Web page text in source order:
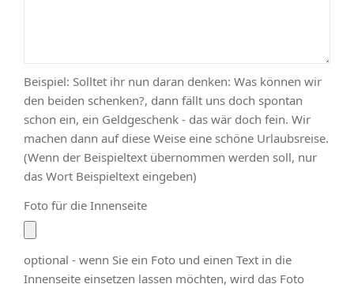
Beispiel: Solltet ihr nun daran denken: Was können wir
den beiden schenken?, dann fällt uns doch spontan
schon ein, ein Geldgeschenk - das wär doch fein. Wir
machen dann auf diese Weise eine schöne Urlaubsreise.
(Wenn der Beispieltext übernommen werden soll, nur
das Wort Beispieltext eingeben)
Foto für die Innenseite
optional - wenn Sie ein Foto und einen Text in die
Innenseite einsetzen lassen möchten, wird das Foto